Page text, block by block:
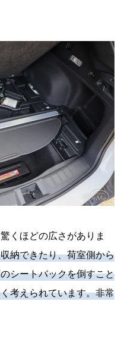
くほどの広さがありま
納できたり、荷室側から
シートバックを倒すこと
考えられています。非常